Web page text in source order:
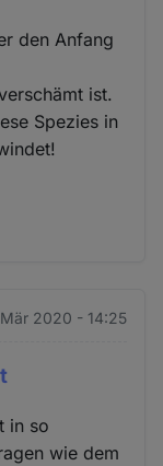
den Anfang
ist.
Spezies in
2020 - 14:25
in so
wie dem